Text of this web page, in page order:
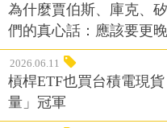
為什麼賈伯斯、庫克、
們的真心話：應該要更
2026.06.11
槓桿ETF也買台積電現
量」冠軍